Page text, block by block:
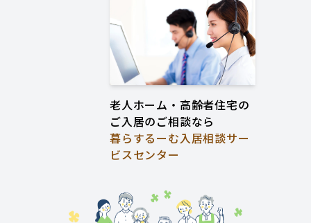
老人ホーム・高齢者住宅の
ご入居のご相談なら
暮らするーむ入居相談サー
ビスセンター